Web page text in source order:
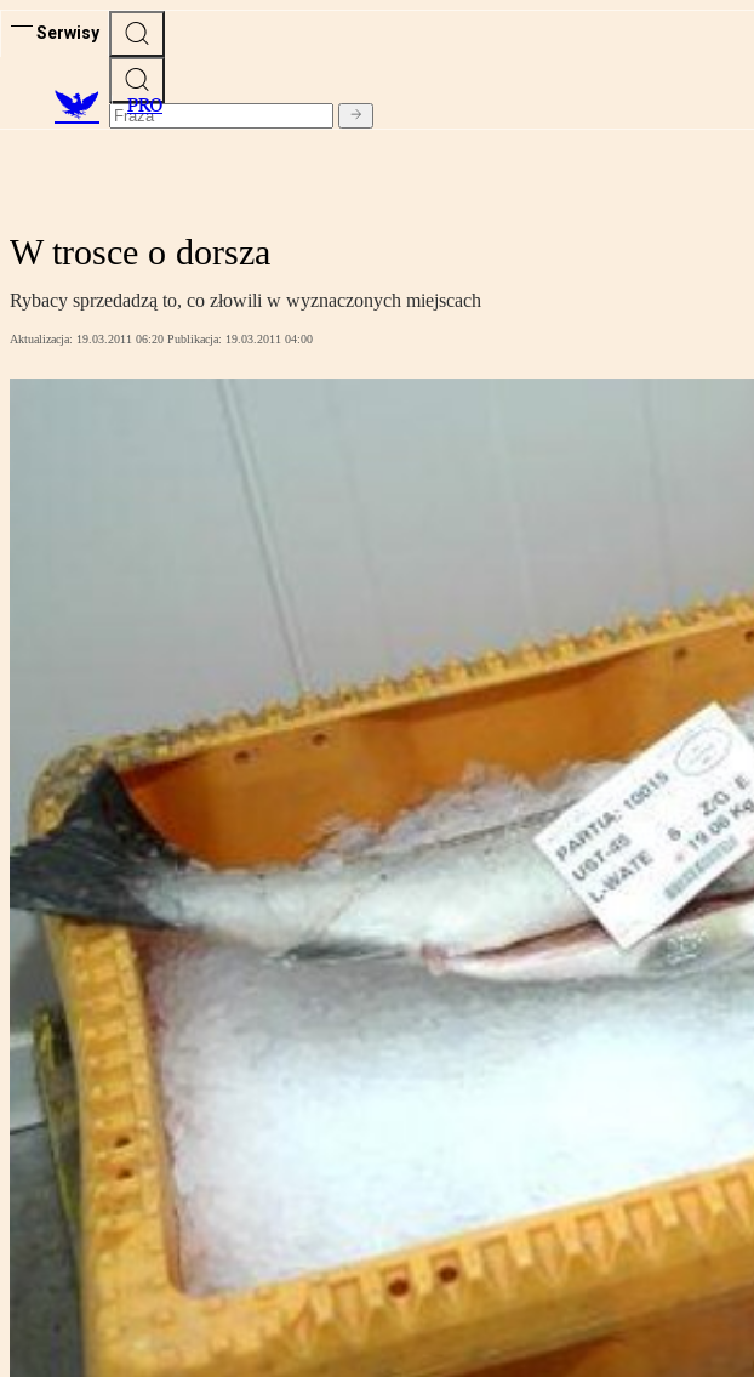
Serwisy
PRO
W trosce o dorsza
Rybacy sprzedadzą to, co złowili w wyznaczonych miejscach
Aktualizacja: 19.03.2011 06:20 Publikacja: 19.03.2011 04:00